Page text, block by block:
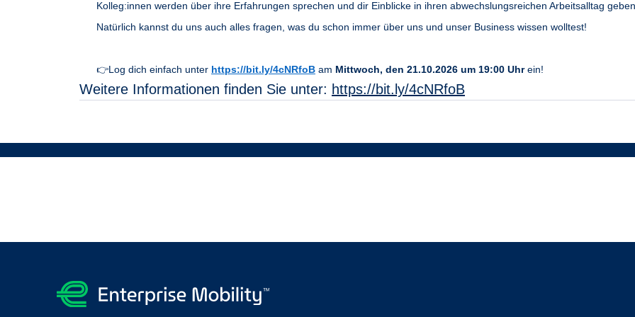
Kolleg:innen werden über ihre Erfahrungen sprechen und dir Einblicke in ihren abwechslungsreichen Arbeitsalltag
Natürlich kannst du uns auch alles fragen, was du schon immer über uns und unser Business wissen wolltest!
👉Log dich einfach unter https://bit.ly/4cNRfoB am Mittwoch, den 21.10.2026 um 19:00 Uhrein!
Weitere Informationen finden Sie unter: https://bit.ly/4cNRfoB